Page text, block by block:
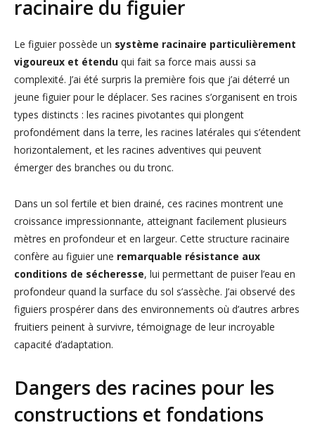
racinaire du figuier
Le figuier possède un système racinaire particulièrement
vigoureux et étendu qui fait sa force mais aussi sa
complexité. J’ai été surpris la première fois que j’ai déterré un
jeune figuier pour le déplacer. Ses racines s’organisent en trois
types distincts : les racines pivotantes qui plongent
profondément dans la terre, les racines latérales qui s’étendent
horizontalement, et les racines adventives qui peuvent
émerger des branches ou du tronc.
Dans un sol fertile et bien drainé, ces racines montrent une
croissance impressionnante, atteignant facilement plusieurs
mètres en profondeur et en largeur. Cette structure racinaire
confère au figuier une remarquable résistance aux
conditions de sécheresse, lui permettant de puiser l’eau en
profondeur quand la surface du sol s’assèche. J’ai observé des
figuiers prospérer dans des environnements où d’autres arbres
fruitiers peinent à survivre, témoignage de leur incroyable
capacité d’adaptation.
Dangers des racines pour les
constructions et fondations